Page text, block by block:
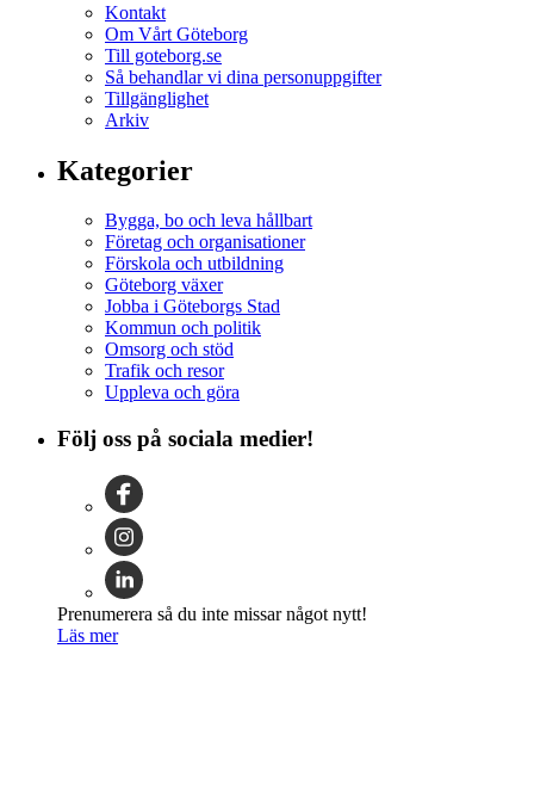
Kontakt
Om Vårt Göteborg
Till goteborg.se
Så behandlar vi dina personuppgifter
Tillgänglighet
Arkiv
Kategorier
Bygga, bo och leva hållbart
Företag och organisationer
Förskola och utbildning
Göteborg växer
Jobba i Göteborgs Stad
Kommun och politik
Omsorg och stöd
Trafik och resor
Uppleva och göra
Följ oss på sociala medier!
Prenumerera så du inte missar något nytt!
Läs mer